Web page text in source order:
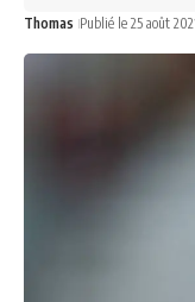
Thomas Publié le 25 août